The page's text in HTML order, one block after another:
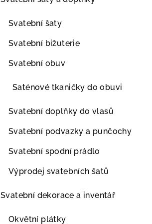
Svatební šaty
Svatební bižuterie
Svatební obuv
Saténové tkaničky do obuvi
Svatební doplňky do vlasů
Svatební podvazky a punčochy
Svatební spodní prádlo
Výprodej svatebních šatů
Svatební dekorace a inventář
Okvětní plátky